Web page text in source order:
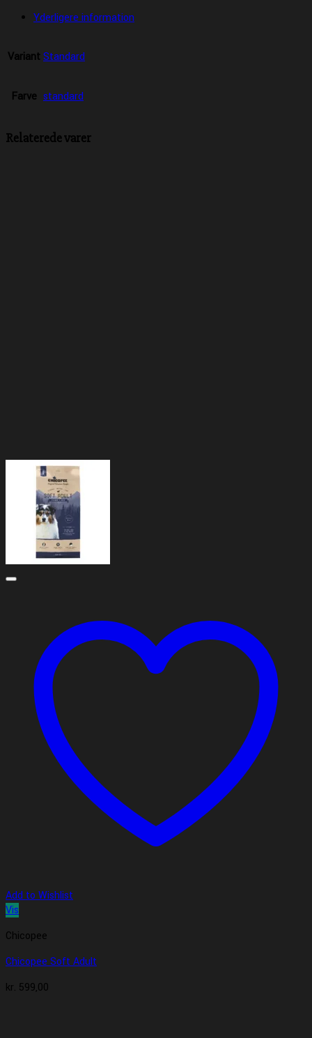
Yderligere information
Variant Standard
Farve standard
Relaterede varer
Add to Wishlist
Vis
Chicopee
Chicopee Soft Adult
kr. 599,00